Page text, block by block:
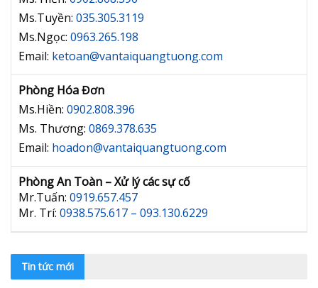
Ms.Tuyền: 035.305.3119
Ms.Ngọc: 0963.265.198
Email: ketoan@vantaiquangtuong.com
Phòng Hóa Đơn
Ms.Hiền: 0902.808.396
Ms. Thương: 0869.378.635
Email: hoadon@vantaiquangtuong.com
Phòng An Toàn – Xử lý các sự cố
Mr.Tuấn: 0919.657.457
Mr. Trí: 0938.575.617 – 093.130.6229
Tin tức mới